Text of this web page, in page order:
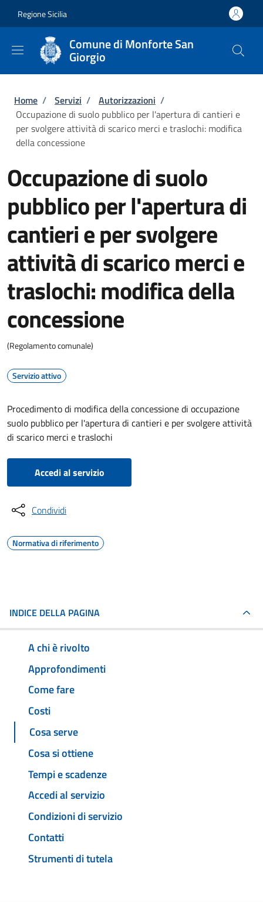
Regione Sicilia
Comune di Monforte San
Giorgio
Briciole di pane
Home / Servizi / Autorizzazioni /
Occupazione di suolo pubblico per l'apertura di cantieri e
per svolgere attività di scarico merci e traslochi: modifica
della concessione
Occupazione di suolo
pubblico per l'apertura di
cantieri e per svolgere
attività di scarico merci e
traslochi: modifica della
concessione
(Regolamento comunale)
Servizio attivo
Procedimento di modifica della concessione di occupazione
suolo pubblico per l'apertura di cantieri e per svolgere attività
di scarico merci e traslochi
Accedi al servizio
Condividi
Normativa di riferimento
INDICE DELLA PAGINA
A chi è rivolto
Approfondimenti
Come fare
Costi
Cosa serve
Cosa si ottiene
Tempi e scadenze
Accedi al servizio
Condizioni di servizio
Contatti
Strumenti di tutela